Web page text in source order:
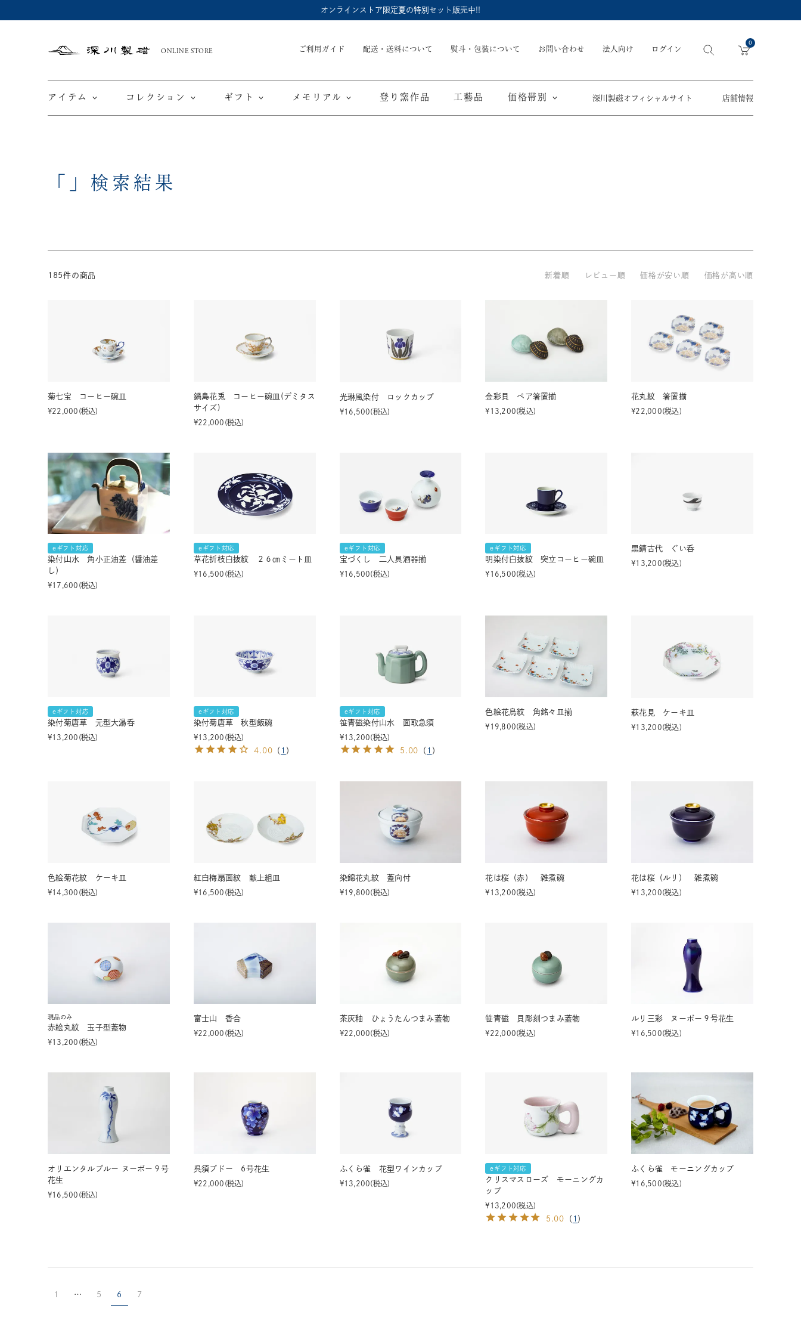
オンラインストア限定夏の特別セット販売中!!
深
ONLINE STORE ご利用ガイド 配送・送料について 熨斗・包装について お問い合わせ 法人向け ログイン
0
アイテム コレクション ギフト メモリアル 登り窯作品 工藝品 価格帯別
33,001円～55,000円
深川製磁オフィシャルサイト 店舗情報
「」 検索結果
185件の商品 新着順 レビュー順 価格が安い順 価格が高い順
菊七宝 コーヒー碗皿
¥22,000 税込
鍋島花兎 コーヒー碗皿(デミタス
サイズ)
¥22,000 税込
光琳風染付 ロックカップ
¥16,500 税込
金彩貝 ペア箸置揃
¥ 13,200 税込
花丸紋 箸置揃
¥22,000 税込
eギフト対応
染付山水 角小正油差（醤油差
し）
¥17,600 税込
eギフト対応
草花折枝白抜紋 ２６㎝ミート皿
¥16,500 税込
eギフト対応
宝づくし 二人具酒器揃
¥16,500 税込
eギフト対応
明染付白抜紋 突立コーヒー碗皿
¥ 16,500 税込
黒錆古代 ぐい呑
¥13,200 税込
eギフト対応
染付菊唐草 元型大湯呑
¥13,200 税込
eギフト対応
染付菊唐草 秋型飯碗
¥13,200 税込
4.00 （ 1 ）
eギフト対応
笹青磁染付山水 面取急須
¥13,200 税込
5.00 （ 1 ）
色絵花鳥紋 角銘々皿揃
¥ 19,800 税込
萩花見 ケーキ皿
¥13,200 税込
色絵菊花紋 ケーキ皿
¥14,300 税込
紅白梅扇面紋 献上組皿
¥16,500 税込
染錦花丸紋 蓋向付
¥19,800 税込
花は桜（赤） 雑煮碗
¥ 13,200 税込
花は桜（ルリ） 雑煮碗
¥13,200 税込
現品のみ
赤絵丸紋 玉子型蓋物
¥13,200 税込
富士山 香合
¥22,000 税込
茶灰釉 ひょうたんつまみ蓋物
¥22,000 税込
笹青磁 貝彫刻つまみ蓋物
¥22,000 税込
ルリ三彩 ヌーボー９号花生
¥16,500 税込
オリエンタルブルー ヌーボー９号
花生
¥16,500 税込
呉須ブドー 6号花生
¥22,000 税込
ふくら雀 花型ワインカップ
¥13,200 税込
eギフト対応
クリスマスローズ モーニングカ
ップ
¥ 13,200 税込
5.00 （ 1 ）
ふくら雀 モーニングカップ
¥16,500 税込
1 … 5 6 7